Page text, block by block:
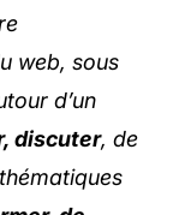
web, sous
d’un
discuter, de